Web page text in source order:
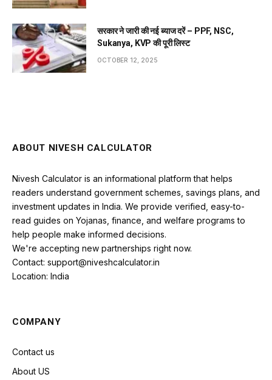
सरकार ने जारी की नई ब्याज दरें – PPF, NSC,
Sukanya, KVP की पूरी लिस्ट
OCTOBER 12, 2025
ABOUT NIVESH CALCULATOR
Nivesh Calculator is an informational platform that helps
readers understand government schemes, savings plans, and
investment updates in India. We provide verified, easy-to-
read guides on Yojanas, finance, and welfare programs to
help people make informed decisions.
We're accepting new partnerships right now.
Contact: support@niveshcalculator.in
Location: India
COMPANY
Contact us
About US